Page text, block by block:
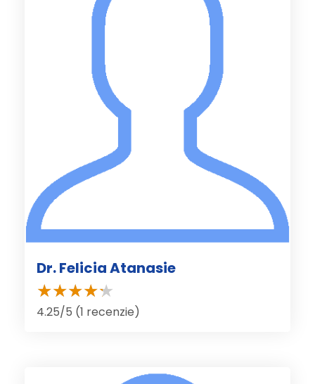
Dr. Felicia Atanasie
4.25/5 (1 recenzie)